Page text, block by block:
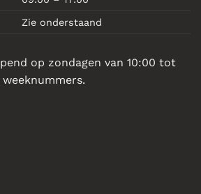
Zie onderstaand
op zondagen van 10:00 tot